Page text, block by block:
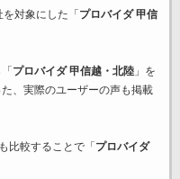
を対象にした「 プロバイダ 甲信
プロバイダ 甲信越・北陸」を
、実際のユーザーの声も掲載
比較することで「 プロバイダ